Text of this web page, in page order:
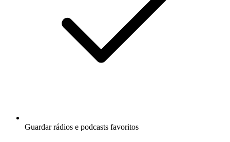
Guardar rádios e podcasts favoritos